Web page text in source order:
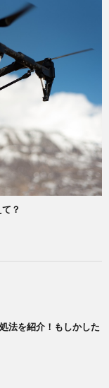
？
法を紹介！もしかした